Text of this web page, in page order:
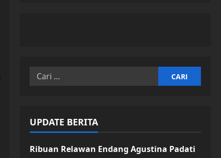
Cari
UPDATE BERITA
Ribuan Relawan Endang Agustina Padati